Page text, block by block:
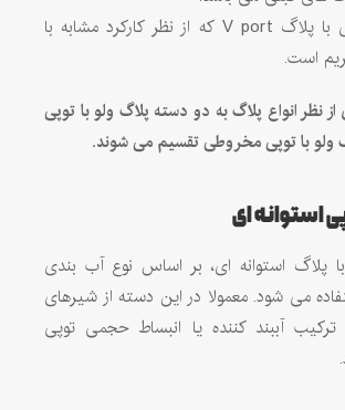
شیرسماوری با پلاگ V port که از نظر کارکرد مشابه با
نظر انواع پلاگ به دو دسته پلاگ ولو با توپی
ولو با توپی مخروطی تقسیم می شوند.
استوانه ای
پلاگ استوانه ای، بر اساس نوع آب بندی
می شود. معمولا در این دسته از شیرهای
آببند کننده یا انبساط حجمی توپی